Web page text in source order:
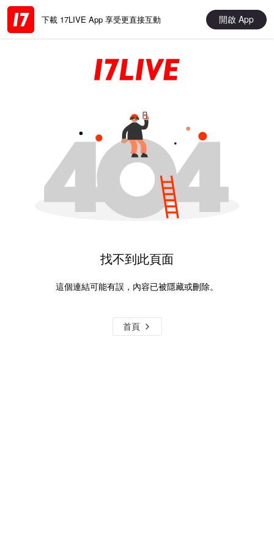
下載 17LIVE App 享受更直接互動 開啟 App
找不到此頁面
這個連結可能有誤，內容已被隱藏或刪除。
首頁